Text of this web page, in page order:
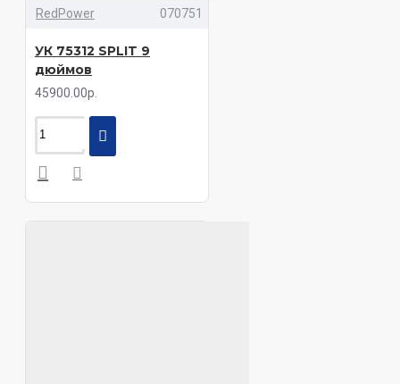
RedPower 070751
УК 75312 SPLIT 9
дюймов
45900.00р.